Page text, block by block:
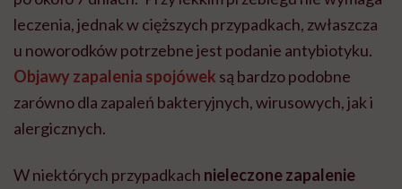
leczenia, jednakw cięższych przypadkach, zwłaszcza
u noworodkówpotrzebne jest podanie antybiotyku.
Objawy zapalenia spojówek są bardzo podobne
zarówno dla zapaleń bakteryjnych, wirusowych, jak i
alergicznych.
W niektórych przypadkach nieleczone zapalenie